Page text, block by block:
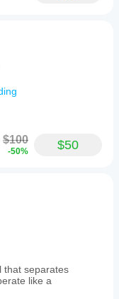
$100
-50% $50
that separates
like a